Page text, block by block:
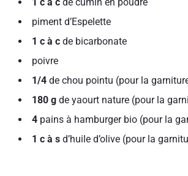
piment d’Espelette
1 c à c de bicarbonate
poivre
1/4de chou pointu (pour la
180 g de yaourt nature (pour la
4 pains à hamburger bio (pour la
1 c à s d’huile d’olive (pour la